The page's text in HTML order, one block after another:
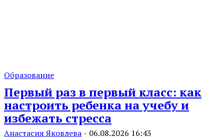
Образование
Первый раз в первый класс: как
настроить ребенка на учебу и
избежать стресса
Анастасия Яковлева - 06.08.2026 16:43